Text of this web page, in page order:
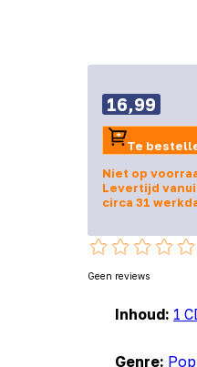
Inhoud: 1
Genre: Pop
16,99
Te
Niet op
Levertijd
circa 31
Geen reviews